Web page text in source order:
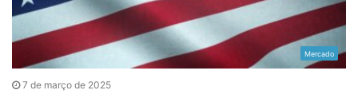
Mercado
7 de março de 2025